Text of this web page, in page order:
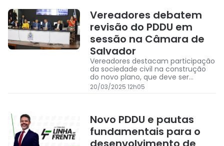
Vereadores debatem
revisão do PDDU em
sessão na Câmara de
Salvador
Vereadores destacam participação
da sociedade civil na construção
do novo plano, que deve ser
enviado à Câmara em 2025
20/03/2025 12h05
Novo PDDU e pautas
fundamentais para o